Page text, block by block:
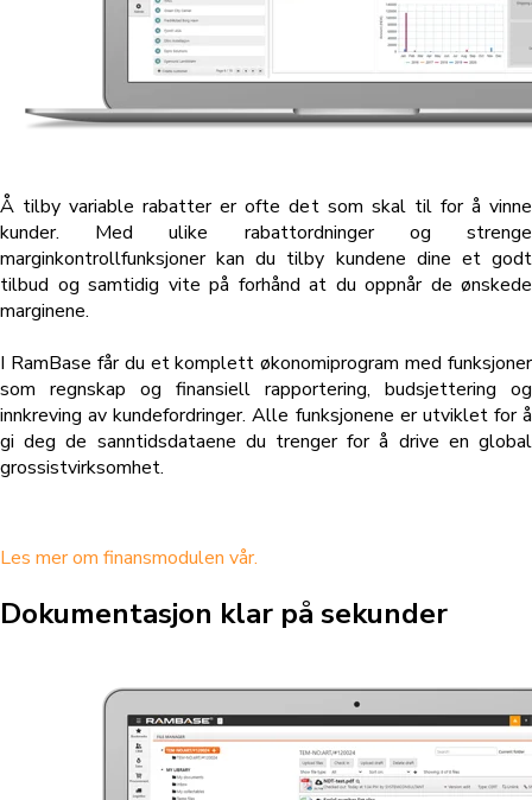
Å tilby variable rabatter er ofte det som skal til for å vinne
kunder. Med ulike rabattordninger og strenge
marginkontrollfunksjoner kan du tilby kundene dine et godt
tilbud og samtidig vite på forhånd at du oppnår de ønskede
marginene.
I RamBase får du et komplett økonomiprogram med funksjoner
som regnskap og finansiell rapportering, budsjettering og
innkreving av kundefordringer. Alle funksjonene er utviklet for å
gi deg de sanntidsdataene du trenger for å drive en global
grossistvirksomhet.
Les mer om finansmodulen vår.
Dokumentasjon klar på sekunder